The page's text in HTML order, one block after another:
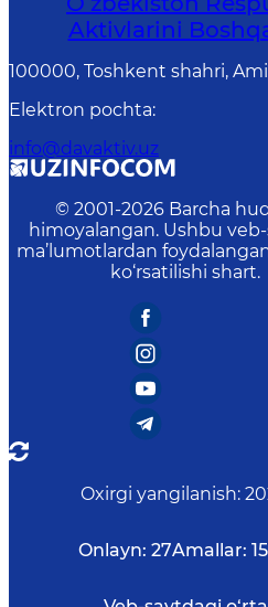
Aktivlarini
100000, Toshkent shahri,
Elektron pochta:
info@davaktiv.uz
© 2001-2026 Barcha
himoyalangan. Ushbu
ma’lumotlardan
ko‘rsatilishi shart.
Oxirgi yangilanish:
Onlayn: 27Amallar: